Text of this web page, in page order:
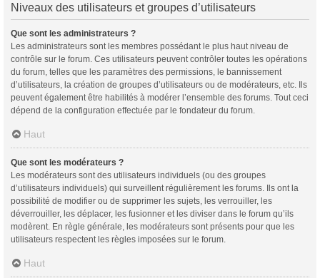
Niveaux des utilisateurs et groupes d’utilisateurs
Que sont les administrateurs ?
Les administrateurs sont les membres possédant le plus haut niveau de
contrôle sur le forum. Ces utilisateurs peuvent contrôler toutes les opérations
du forum, telles que les paramètres des permissions, le bannissement
d’utilisateurs, la création de groupes d’utilisateurs ou de modérateurs, etc. Ils
peuvent également être habilités à modérer l’ensemble des forums. Tout ceci
dépend de la configuration effectuée par le fondateur du forum.
Haut
Que sont les modérateurs ?
Les modérateurs sont des utilisateurs individuels (ou des groupes
d’utilisateurs individuels) qui surveillent régulièrement les forums. Ils ont la
possibilité de modifier ou de supprimer les sujets, les verrouiller, les
déverrouiller, les déplacer, les fusionner et les diviser dans le forum qu’ils
modèrent. En règle générale, les modérateurs sont présents pour que les
utilisateurs respectent les règles imposées sur le forum.
Haut